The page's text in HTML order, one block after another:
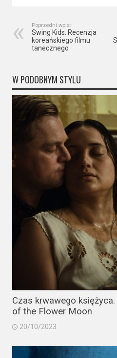
Poprzedni wpis:
Swing Kids. Recenzja
koreańskiego filmu
tanecznego
W PODOBNYM STYLU
Czas krwawego
of the Flower Moon
20/10/2023